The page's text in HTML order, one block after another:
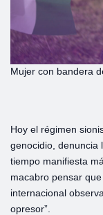
Mujer con bandera
Hoy el régimen
genocidio, denuncia
tiempo manifiesta
macabro pensar
internacional
opresor”.